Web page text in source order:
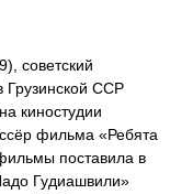
советский
Грузинской ССР
киностудии
фильма «Ребята
поставила в
Гудиашвили»